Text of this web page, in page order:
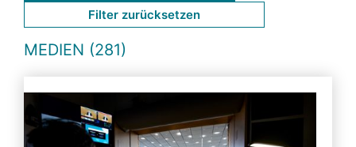
Filter zurücksetzen
MEDIEN (281)